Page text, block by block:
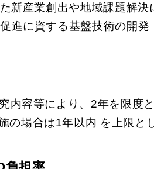
新産業創出や地域課題解
進に資する基盤技術の開発
内容等により、2年を限度
の場合は1年以内 を上限と